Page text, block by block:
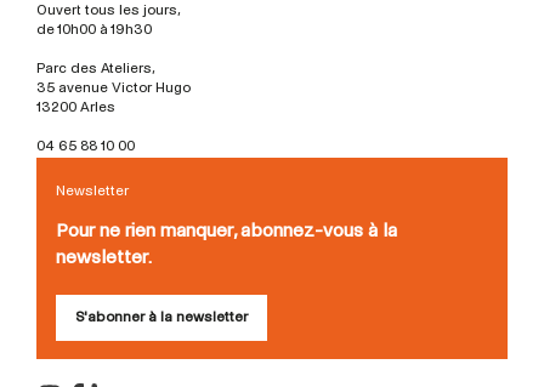
Ouvert tous les jours,
de 10h00 à 19h30
Parc des Ateliers,
35 avenue Victor Hugo
13200 Arles
04 65 88 10 00
Newsletter
Pour ne rien manquer, abonnez-vous à la
newsletter.
S'abonner à la newsletter